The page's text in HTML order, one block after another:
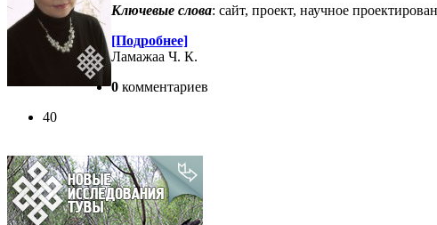
Ключевые слова: сайт, проект, научное
[Подробнее]
Ламажаа Ч. К.
0 комментариев
40